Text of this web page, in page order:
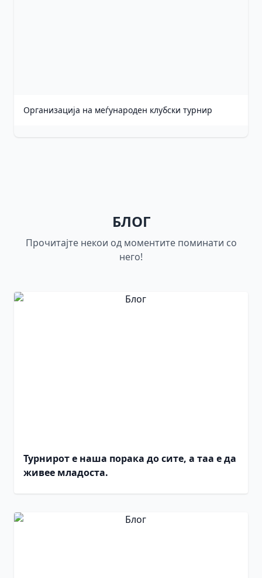
Организација на меѓународен клубски турнир
БЛОГ
Прочитајте некои од моментите поминати со
него!
Турнирот е наша порака до сите, а таа е да
живее младоста.